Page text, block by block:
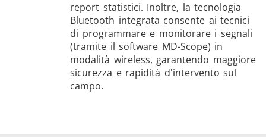
report statistici. Inoltre, la tecnologia
Bluetooth integrata consente ai tecnici
di programmare e monitorare i segnali
(tramite il software MD-Scope) in
modalità wireless, garantendo maggiore
sicurezza e rapidità d'intervento sul
campo.